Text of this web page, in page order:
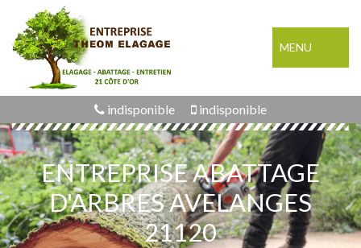
MENU
indisponible indisponible
ENTREPRISE ABATTAGE
D'ARBRES AVELANGES
21120